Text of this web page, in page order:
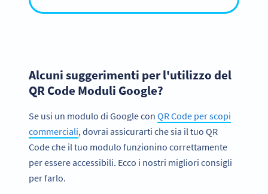
Alcuni suggerimenti per l'utilizzo del
QR Code Moduli Google?
Se usi un modulo di Google con QR Code per scopi
commerciali, dovrai assicurarti che sia il tuo QR
Code che il tuo modulo funzionino correttamente
per essere accessibili. Ecco i nostri migliori consigli
per farlo.